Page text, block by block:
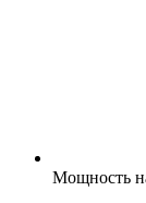
Мощность